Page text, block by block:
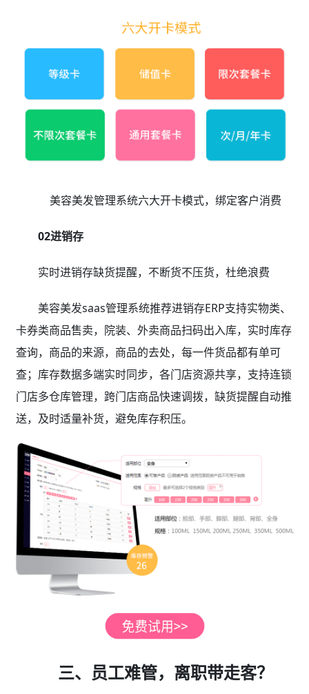
美容美发管理系统六大开卡模式，绑定客户消费
02进销存
实时进销存缺货提醒，不断货不压货，杜绝浪费
美容美发saas管理系统推荐进销存ERP支持实物类、
卡券类商品售卖，院装、外卖商品扫码出入库，实时库存
查询，商品的来源，商品的去处，每一件货品都有单可
查；库存数据多端实时同步，各门店资源共享，支持连锁
门店多仓库管理，跨门店商品快速调拨，缺货提醒自动推
送，及时适量补货，避免库存积压。
三、员工难管，离职带走客？